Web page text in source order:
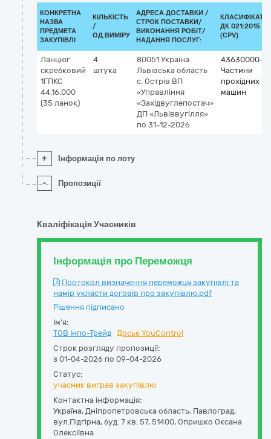
КОНКРЕТНА
НАЗВА
ПРЕДМЕТА
ЗАКУПІВЛІ
КІЛЬКІСТЬ
/
ОД.ВИМІРУ
АДРЕСА ДОСТАВКИ /
СТРОК ПОСТАВКИ/
ВИКОНАННЯ РОБІТ/
НАДАННЯ ПОСЛУГ:
ДК 021:2015
(CPV)
Ланцюг
скребковий
1ГПКС
44.16.000
(35 ланок)
4
штука
80051 Україна
Львівська область
с. Острів ВП
«Управління
«Західвуглепостач»
ДП «Львіввугілля»
по 31-12-2026
43630000-8
Частини
прохідних
машин
+ Інформація по лоту
- Пропозиції
Кваліфікація Учасників
Інформація про Переможця
Протокол визначення переможця закупівлі та
намір укласти договір про закупівлю.pdf
Рішення підписано
Ім'я:
ТОВ Інпо-Трейд Досьє YouControl
Строк розгляду пропозиції:
з 01-04-2026 по 09-04-2026
Статус:
учасник виграв закупівлю
Контактна інформація:
Україна, Дніпропетровська область, Павлоград,
вул.Підгірна, буд. 7 кв. 57, 51400, Опришко Оксана
Олексіївна